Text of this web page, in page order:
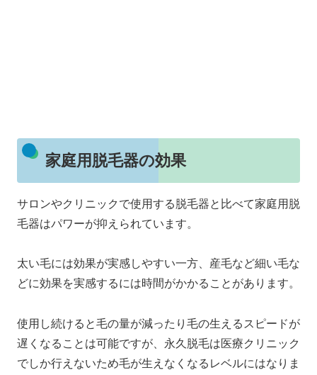
家庭用脱毛器の効果
サロンやクリニックで使用する脱毛器と比べて家庭用脱
毛器はパワーが抑えられています。
太い毛には効果が実感しやすい一方、産毛など細い毛な
どに効果を実感するには時間がかかることがあります。
使用し続けると毛の量が減ったり毛の生えるスピードが
遅くなることは可能ですが、永久脱毛は医療クリニック
でしか行えないため毛が生えなくなるレベルにはなりま